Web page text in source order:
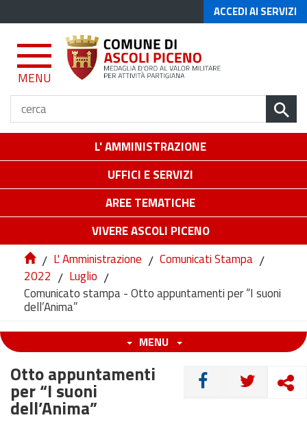
ACCEDI AI SERVIZI
MENU
L' AMMINISTRAZIONE
UFFICI E SERVIZI
AREE TEMATICHE
VIVERE ASCOLI PICENO
/ L' Amministrazione / Comunicati Stampa /
2022 / Luglio /
Comunicato stampa - Otto appuntamenti per “I suoni
dell’Anima”
MENU
CONDIVIDI
Otto appuntamenti
per “I suoni
dell’Anima”